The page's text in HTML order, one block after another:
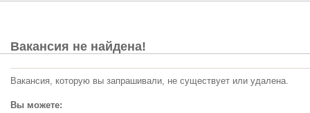
Вакансия не найдена!
Вакансия, которую вы запрашивали, не существует или удалена.
Вы можете: